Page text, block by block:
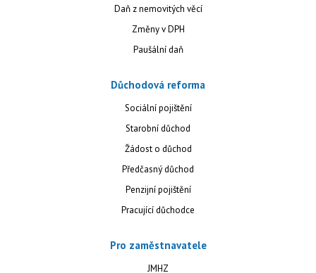
Daň z nemovitých věcí
Změny v DPH
Paušální daň
Důchodová reforma
Sociální pojištění
Starobní důchod
Žádost o důchod
Předčasný důchod
Penzijní pojištění
Pracující důchodce
Pro zaměstnavatele
JMHZ